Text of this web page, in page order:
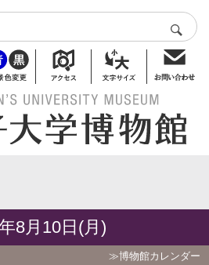
メ
ン
テ
ツ
に
8月10日(月)
≫博物館カレンダー